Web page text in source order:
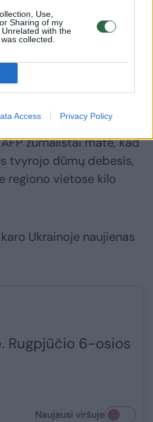
Use,
Sharing of my
with the
collected.
Access Privacy Policy
kūjo ir
Ispanijoje
pasienio
Kas yra
tapęs
ne
žurnalistai matė, kad
tvyrojo dūmų debesis,
regiono vietose kilo
Ukrainoje naujienas
Rugpjūčio 6-osios
Naujausi viršuje